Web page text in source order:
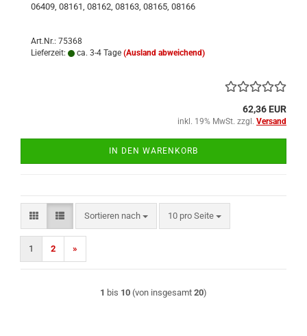
06409, 08161, 08162, 08163, 08165, 08166
Art.Nr.: 75368
Lieferzeit:
ca. 3-4 Tage (Ausland abweichend)
62,36 EUR
inkl. 19% MwSt. zzgl. Versand
IN DEN WARENKORB
Sortieren nach
Sortieren nach 10 pro Seite
pro Seite
1 2 »
1 bis 10 (von insgesamt 20)